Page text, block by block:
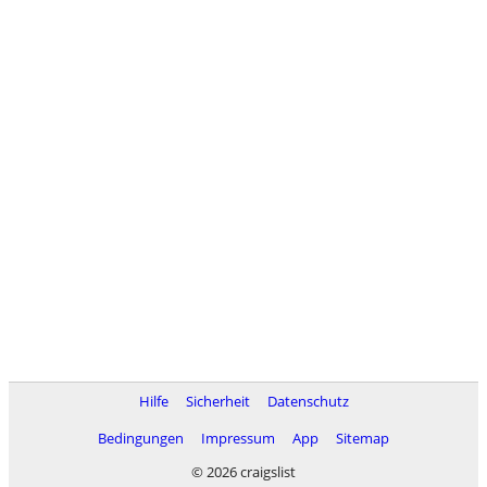
Hilfe Sicherheit
Datenschutz
Bedingungen
Impressum App
Sitemap
© 2026 craigslist